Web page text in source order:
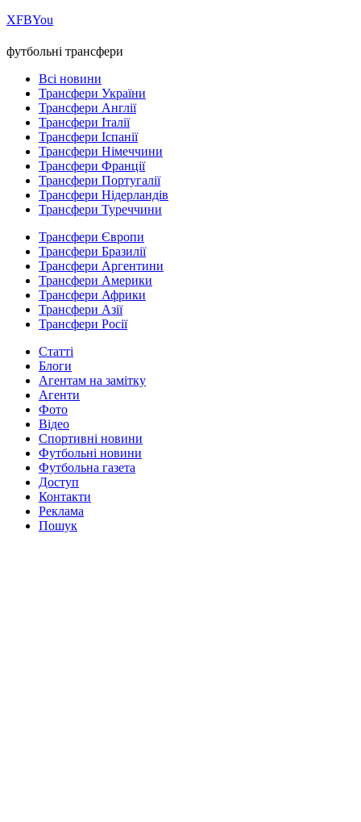
ХFBYou
футбольні трансфери
Всі новини
Трансфери України
Трансфери Англії
Трансфери Італії
Трансфери Іспанії
Трансфери Німеччини
Трансфери Франції
Трансфери Португалії
Трансфери Нідерландів
Трансфери Туреччини
Трансфери Європи
Трансфери Бразилії
Трансфери Аргентини
Трансфери Америки
Трансфери Африки
Трансфери Азії
Трансфери Росії
Статті
Блоги
Агентам на замітку
Агенти
Фото
Відео
Спортивні новини
Футбольні новини
Футбольна газета
Доступ
Контакти
Реклама
Пошук